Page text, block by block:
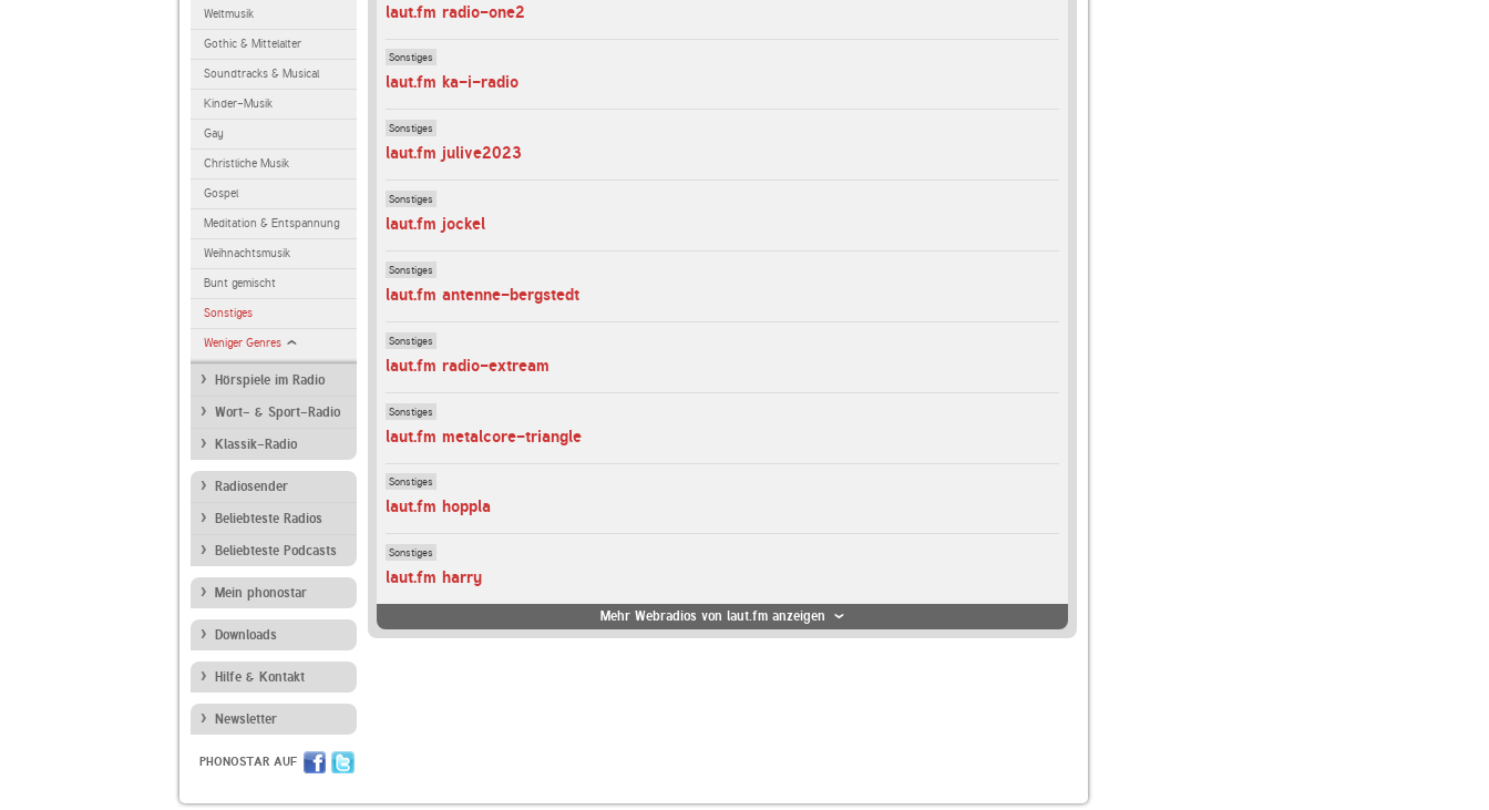
Weltmusik
Gothic & Mittelalter
Soundtracks & Musical
Kinder-Musik
Gay
Christliche Musik
Gospel
Meditation & Entspannung
Weihnachtsmusik
Bunt gemischt
Sonstiges
Weniger Genres
Hörspiele im Radio
Wort- & Sport-Radio
Klassik-Radio
Radiosender
Beliebteste Radios
Beliebteste Podcasts
Mein phonostar
Downloads
Hilfe & Kontakt
Newsletter
PHONOSTAR AUF
laut.fm radio-one2
Sonstiges
laut.fm ka-i-radio
Sonstiges
laut.fm julive2023
Sonstiges
laut.fm jockel
Sonstiges
laut.fm antenne-bergstedt
Sonstiges
laut.fm radio-extream
Sonstiges
laut.fm metalcore-triangle
Sonstiges
laut.fm hoppla
Sonstiges
laut.fm harry
Mehr Webradios von laut.fm anzeigen